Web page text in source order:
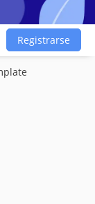
Registrarse